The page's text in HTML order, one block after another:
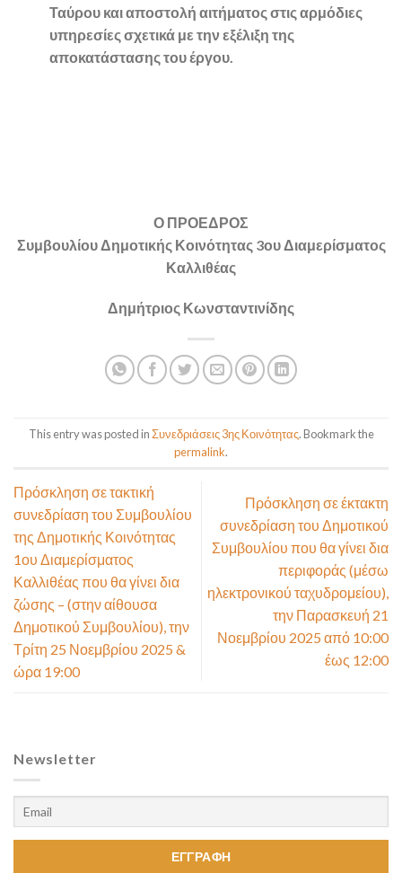
Ταύρου και αποστολή αιτήματος στις αρμόδιες
υπηρεσίες σχετικά με την εξέλιξη της
αποκατάστασης του έργου.
Ο ΠΡΟΕΔΡΟΣ
Συμβουλίου Δημοτικής Κοινότητας 3ου Διαμερίσματος
Καλλιθέας
Δημήτριος Κωνσταντινίδης
This entry was posted inΣυνεδριάσεις 3ης Κοινότητας. Bookmark the
permalink.
Πρόσκληση σε τακτική
συνεδρίαση του Συμβουλίου
της Δημοτικής Κοινότητας
1ου Διαμερίσματος
Καλλιθέας που θα γίνει δια
ζώσης – (στην αίθουσα
Δημοτικού Συμβουλίου), την
Τρίτη 25 Νοεμβρίου 2025 &
ώρα 19:00
Πρόσκληση σε έκτακτη
συνεδρίαση του Δημοτικού
Συμβουλίου που θα γίνει δια
περιφοράς (μέσω
ηλεκτρονικού ταχυδρομείου),
την Παρασκευή 21
Νοεμβρίου 2025 από 10:00
έως 12:00
Newsletter